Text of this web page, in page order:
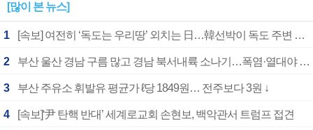
[많이 본 뉴스]
1 [속보] 여전히 ‘독도는 우리땅’ 외치는 日…韓선박이 독도 주변 해양조사 활동하자 반발
2 부산 울산 경남 구름 많고 경남 북서내륙 소나기…폭염·열대야 계속
3 부산 주유소 휘발유 평균가 ℓ당 1849원… 전주보다 3원 ↓
4 [속보]‘尹 탄핵 반대’ 세계로교회 손현보, 백악관서 트럼프 접견